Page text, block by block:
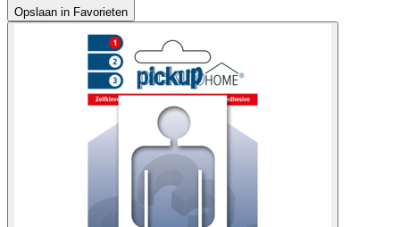
Opslaan in Favorieten